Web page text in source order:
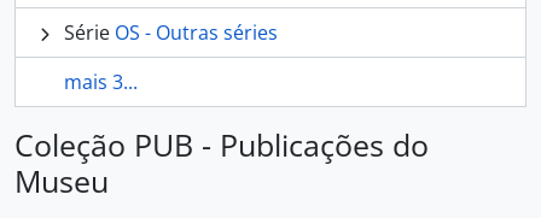
Série OS - Outras séries
mais 3...
Coleção PUB - Publicações do
Museu